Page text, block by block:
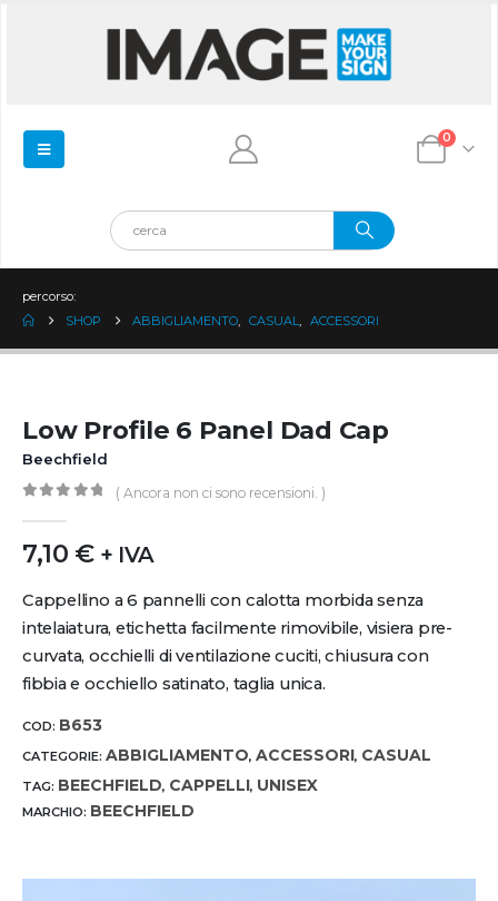
0
percorso:
SHOP
ABBIGLIAMENTO CASUAL ACCESSORI
Low Profile 6 Panel Dad Cap
Beechfield
( Ancora non ci sono recensioni. )
7,10 € + IVA
Cappellino a 6 pannelli con calotta morbida senza
intelaiatura, etichetta facilmente rimovibile, visiera pre-
curvata, occhielli di ventilazione cuciti, chiusura con
fibbia e occhiello satinato, taglia unica.
COD: B653
CATEGORIE: ABBIGLIAMENTO, ACCESSORI, CASUAL
TAG: BEECHFIELD, CAPPELLI, UNISEX
MARCHIO: BEECHFIELD